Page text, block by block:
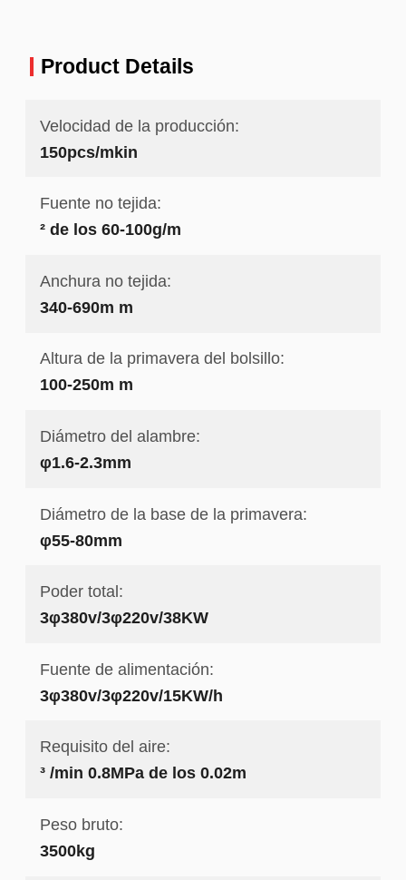
Product Details
Velocidad de la producción:
150pcs/mkin
Fuente no tejida:
² de los 60-100g/m
Anchura no tejida:
340-690m m
Altura de la primavera del bolsillo:
100-250m m
Diámetro del alambre:
φ1.6-2.3mm
Diámetro de la base de la primavera:
φ55-80mm
Poder total:
3φ380v/3φ220v/38KW
Fuente de alimentación:
3φ380v/3φ220v/15KW/h
Requisito del aire:
³ /min 0.8MPa de los 0.02m
Peso bruto:
3500kg